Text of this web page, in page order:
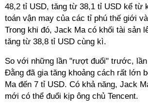
48,2 tỉ USD, tăng từ 38,1 tỉ USD kể từ
toán vận may của các tỉ phú thế giới
Trong khi đó, Jack Ma có khối tài sản
tăng từ 38,8 tỉ USD cùng kì.
So với những lần "rượt đuổi" trước,
Đằng đã gia tăng khoảng cách rất lớn
Ma đến 7 tỉ USD. Có khả năng, Jack
mới có thể đuổi kịp ông chủ Tencent.